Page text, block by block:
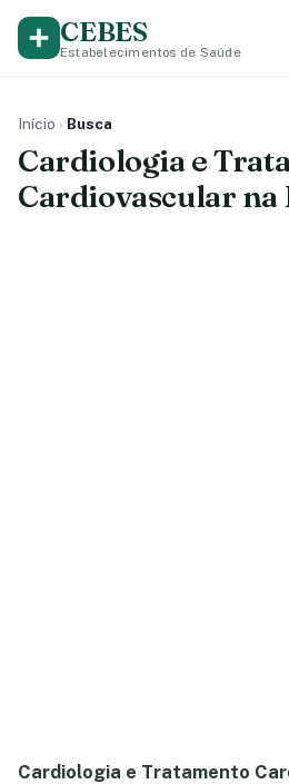
CEBES
Estabelecimentos de Saúde
Início › Busca
Cardiologia e
Cardiovascular na
Cardiologia e Tratamento